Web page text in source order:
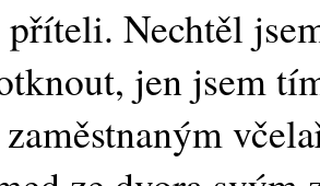
Nechtěl
jen jsem